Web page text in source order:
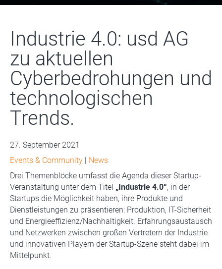
Industrie 4.0: usd AG
zu aktuellen
Cyberbedrohungen und
technologischen
Trends.
27. September 2021
Events & Community | News
Drei Themenblöcke umfasst die Agenda dieser Startup-
Veranstaltung unter dem Titel „Industrie 4.0“, in der
Startups die Möglichkeit haben, ihre Produkte und
Dienstleistungen zu präsentieren: Produktion, IT-Sicherheit
und Energieeffizienz/Nachhaltigkeit. Erfahrungsaustausch
und Netzwerken zwischen großen Vertretern der Industrie
und innovativen Playern der Startup-Szene steht dabei im
Mittelpunkt.